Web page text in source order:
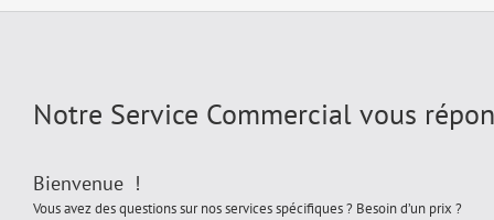
Notre Service Commercial vous
Bienvenue !
Vous avez des questions sur nos services spécifiques ? Besoin d’un prix ?